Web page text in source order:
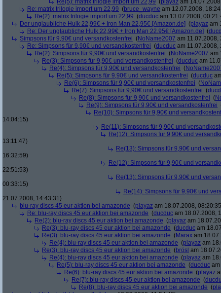
Re(5): matrix trilogie import um 22,99 (playaz am
Re: matrix trilogie import um 22,99 (bruce_wayne am 12.07.2008,
Re(2): matrix trilogie import um 22,99 (ducduc am 13.07.2008,
Der unglaubliche Hulk 22,99€ + Iron Man 22,95€ [Amazon.de] (playaz am
Re: Der unglaubliche Hulk 22,99€ + Iron Man 22,95€ [Amazon.de] (
Simpsons für 9,90€ und versandkostenfrei (NoName2007 am 11.07.2008,
Re: Simpsons für 9,90€ und versandkostenfrei (ducduc am 11.07.2008,
Re(2): Simpsons für 9,90€ und versandkostenfrei (NoName2007 am
Re(3): Simpsons für 9,90€ und versandkostenfrei (ducduc am
Re(4): Simpsons für 9,90€ und versandkostenfrei (
Re(5): Simpsons für 9,90€ und versandkostenfrei (ducduc
Re(6): Simpsons für 9,90€ und versandkostenfrei (
Re(7): Simpsons für 9,90€ und versandkostenfrei (
Re(8): Simpsons für 9,90€ und versandkostenfrei (
Re(9): Simpsons für 9,90€ und versandkostenfrei
Re(10): Simpsons für 9,90€ und
14:04:15)
Re(11): Simpsons für 9,90€ und
Re(12): Simpsons für 9,90€ und
13:11:47)
Re(13): Simpsons für 9,90€ und
16:32:59)
Re(12): Simpsons für 9,90€ und
22:51:53)
Re(13): Simpsons für 9,90€ und
00:33:15)
Re(14): Simpsons für 9,90€ und
21.07.2008, 14:43:31)
blu-ray discs 45 eur aktion bei amazonde (playaz am 18.07.2008,
Re: blu-ray discs 45 eur aktion bei amazonde (ducduc am 18.07.2008,
Re(2): blu-ray discs 45 eur aktion bei amazonde (playaz am
Re(3): blu-ray discs 45 eur aktion bei amazonde (ducduc am
Re(3): blu-ray discs 45 eur aktion bei amazonde (Marax am
Re(4): blu-ray discs 45 eur aktion bei amazonde (playaz am
Re(3): blu-ray discs 45 eur aktion bei amazonde (brösl am
Re(4): blu-ray discs 45 eur aktion bei amazonde (playaz am
Re(5): blu-ray discs 45 eur aktion bei amazonde (ducduc
Re(6): blu-ray discs 45 eur aktion bei amazonde (playaz
Re(7): blu-ray discs 45 eur aktion bei amazonde (
Re(8): blu-ray discs 45 eur aktion bei amazonde (